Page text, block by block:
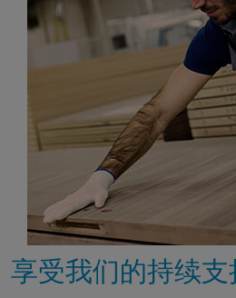
享受我们的持续支